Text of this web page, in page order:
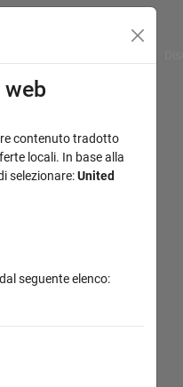
web
contenuto tradotto
locali. In base alla
selezionare:United
seguente elenco: